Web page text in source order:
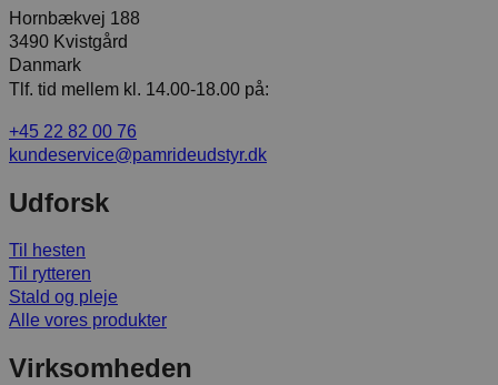
Hornbækvej 188
3490 Kvistgård
Danmark
Tlf. tid mellem kl. 14.00-18.00 på:
+45 22 82 00 76
kundeservice@pamrideudstyr.dk
Udforsk
Til hesten
Til rytteren
Stald og pleje
Alle vores produkter
Virksomheden